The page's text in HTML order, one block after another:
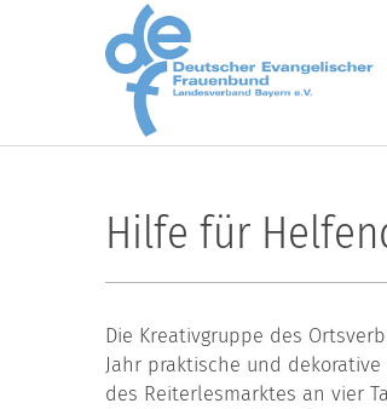
Skip to main content
Hilfe für
Die Kreativgruppe des
Jahr praktische und
des Reiterlesmarktes an vier